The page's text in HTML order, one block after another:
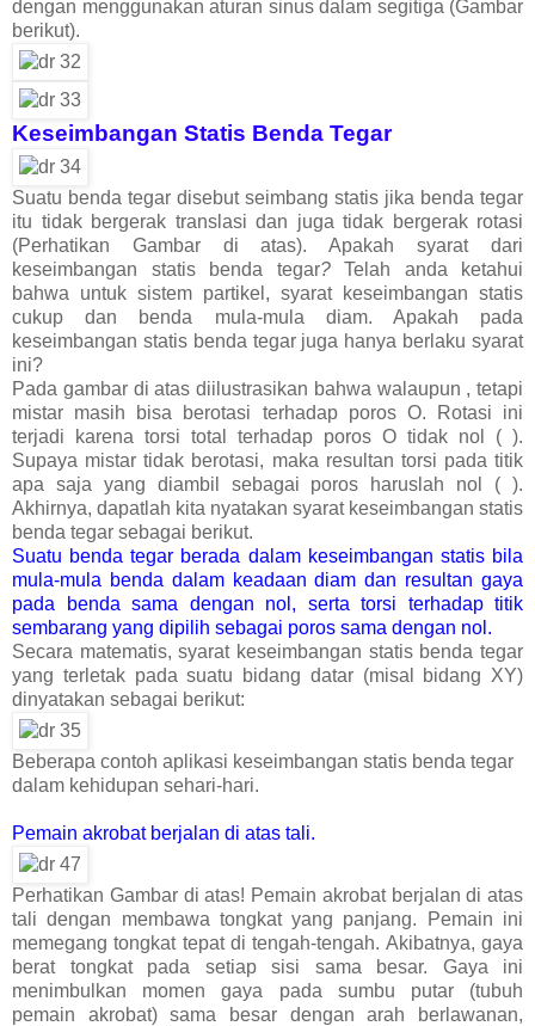
dengan menggunakan aturan sinus dalam segitiga (Gambar
berikut).
Keseimbangan Statis Benda Tegar
Suatu benda tegar disebut seimbang statis jika benda tegar
itu tidak bergerak translasi dan juga tidak bergerak rotasi
(Perhatikan Gambar di atas). Apakah syarat dari
keseimbangan statis benda tegar?Telah anda ketahui
bahwa untuk sistem partikel, syarat keseimbangan statis
cukup dan benda mula-mula diam. Apakah pada
keseimbangan statis benda tegar juga hanya berlaku syarat
ini?
Pada gambar di atas diilustrasikan bahwa walaupun , tetapi
mistar masih bisa berotasi terhadap poros O. Rotasi ini
terjadi karena torsi total terhadap poros O tidak nol ( ).
Supaya mistar tidak berotasi, maka resultan torsi pada titik
apa saja yang diambil sebagai poros haruslah nol ( ).
Akhirnya, dapatlah kita nyatakan syarat keseimbangan statis
benda tegar sebagai berikut.
Suatu benda tegar berada dalam keseimbangan statis bila
mula-mula benda dalam keadaan diam dan resultan gaya
pada benda sama dengan nol, serta torsi terhadap titik
sembarang yang dipilih sebagai poros sama dengan nol.
Secara matematis, syarat keseimbangan statis benda tegar
yang terletak pada suatu bidang datar (misal bidang XY)
dinyatakan sebagai berikut:
Beberapa contoh aplikasi keseimbangan statis benda tegar
dalam kehidupan sehari-hari.
Pemain akrobat berjalan di atas tali.
Perhatikan Gambar di atas! Pemain akrobat berjalan di atas
tali dengan membawa tongkat yang panjang. Pemain ini
memegang tongkat tepat di tengah-tengah. Akibatnya, gaya
berat tongkat pada setiap sisi sama besar. Gaya ini
menimbulkan momen gaya pada sumbu putar (tubuh
pemain akrobat) sama besar dengan arah berlawanan,